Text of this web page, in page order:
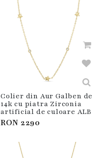
Colier din Aur Galben de
14k cu piatra Zirconia
artificial de culoare ALB
RON 2290